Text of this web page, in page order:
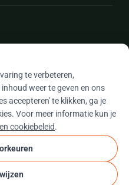
reviews
en cookies
instellingen
te verbeteren,
weer te geven en ons
accepteren' te klikken, ga je
Voor meer informatie kun je
cookiebeleid.